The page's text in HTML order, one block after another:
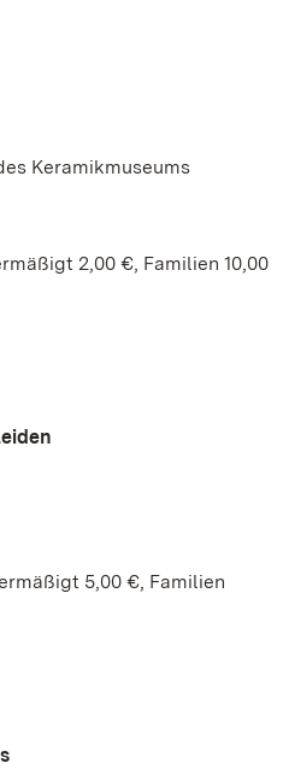
Keramikmuseums
2,00 €, Familien 10,00
5,00 €, Familien